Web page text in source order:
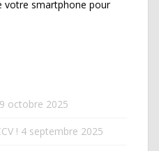
votre smartphone pour
9 octobre 2025
! 4 septembre 2025